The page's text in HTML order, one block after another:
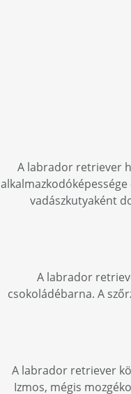
A labrador retriever
vadászkutyaként
A labrador
csokoládébarna. A
A labrador retriever
Izmos, mégis